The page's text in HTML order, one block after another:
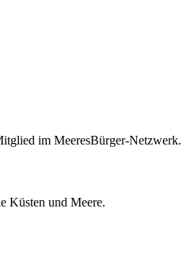
im MeeresBürger-Netzwerk.
Küsten und Meere.